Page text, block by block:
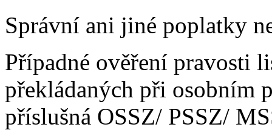
Správní ani jiné poplatky
Případné ověření pravosti
překládaných při osobním
příslušná OSSZ/ PSSZ/